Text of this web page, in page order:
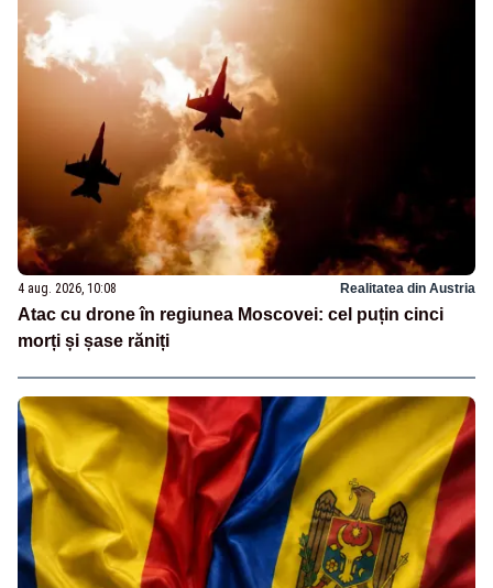
4 aug. 2026, 10:08 Realitatea din Austria
Atac cu drone în regiunea Moscovei: cel puțin cinci
morți și șase răniți